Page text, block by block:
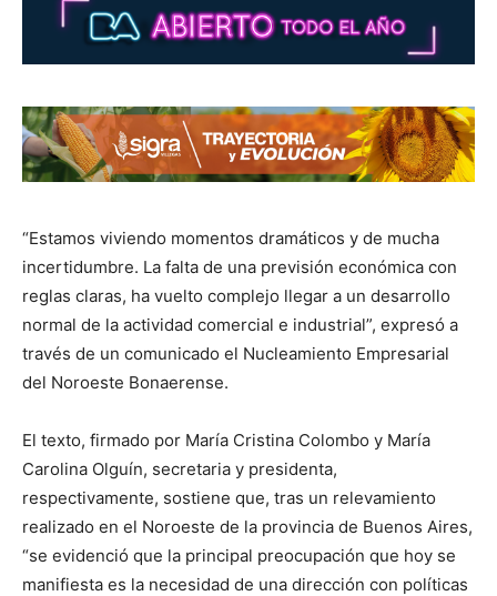
“Estamos viviendo momentos dramáticos y de mucha
incertidumbre. La falta de una previsión económica con
reglas claras, ha vuelto complejo llegar a un desarrollo
normal de la actividad comercial e industrial”, expresó a
través de un comunicado el Nucleamiento Empresarial
del Noroeste Bonaerense.
El texto, firmado por María Cristina Colombo y María
Carolina Olguín, secretaria y presidenta,
respectivamente, sostiene que, tras un relevamiento
realizado en el Noroeste de la provincia de Buenos Aires,
“se evidenció que la principal preocupación que hoy se
manifiesta es la necesidad de una dirección con políticas